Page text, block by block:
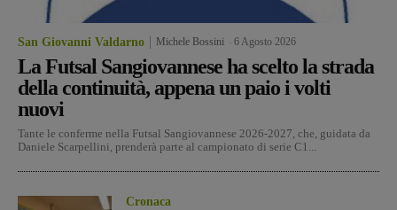
San Giovanni Valdarno Michele Bossini 6 Agosto 2026
La Futsal Sangiovannese ha scelto la strada
della continuità, appena un paio i volti
nuovi
Tante le conferme nella Futsal Sangiovannese 2026-2027, che, guidata da
Daniele Scarpellini, prenderà parte al campionato di serie C1...
Cronaca